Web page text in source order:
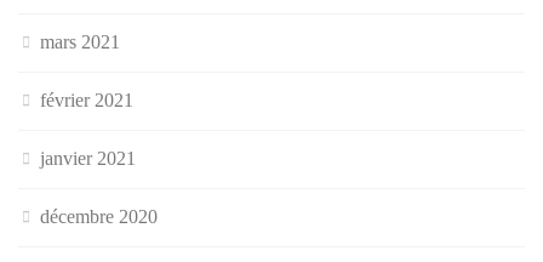
mars 2021
février 2021
janvier 2021
décembre 2020